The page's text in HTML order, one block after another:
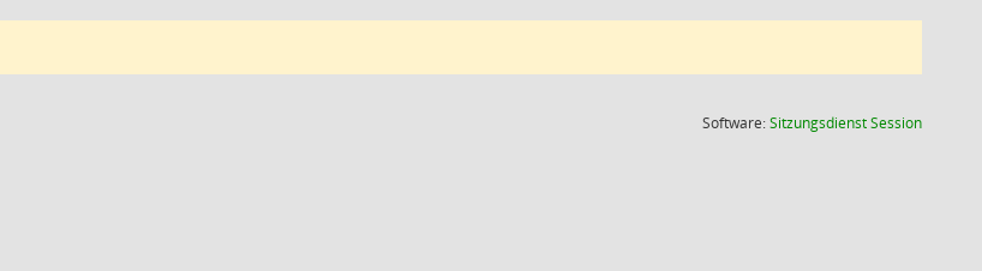
Software:SitzungsdienstSession(Wird in